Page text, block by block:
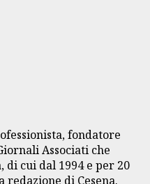
fondatore
Associati che
cui dal 1994 e per 20
redazione di Cesena.